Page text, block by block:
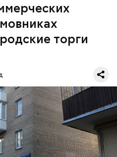
торги
регистрация на
недвижимости
городского